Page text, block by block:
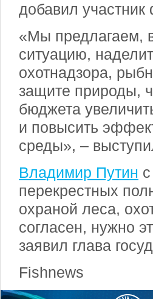
добавил
«Мы предлагаем,
ситуацию,
охотнадзора,
защите природы,
бюджета
и повысить
среды», –
Владимир Путин
перекрестных
охраной леса,
согласен, нужно
заявил глава
Fishnews